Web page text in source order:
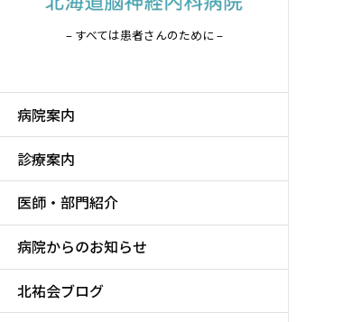
– すべては患者さんのために –
病院案内
診療案内
医師・部門紹介
病院からのお知らせ
北祐会ブログ